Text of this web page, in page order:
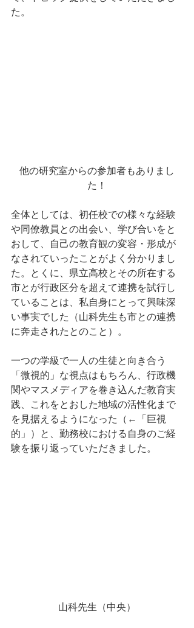
た。
他の研究室からの参加者もありまし
た！
全体としては、初任校での様々な経験
や同僚教員との出会い、学び合いをと
おして、自己の教育観の変容・形成が
なされていったことがよく分かりまし
た。とくに、県立高校とその所在する
市とが行政区分を超えて連携を試行し
ていることは、私自身にとって興味深
い事実でした（山科先生も市との連携
に奔走されたとのこと）。
一つの学級で一人の生徒と向き合う
「微視的」な視点はもちろん、行政機
関やマスメディアを巻き込んだ教育実
践、これをとおした地域の活性化まで
を見据えるようになった（←「巨視
的」）と、勤務校における自身のご経
験を振り返っていただきました。
山科先生（中央）